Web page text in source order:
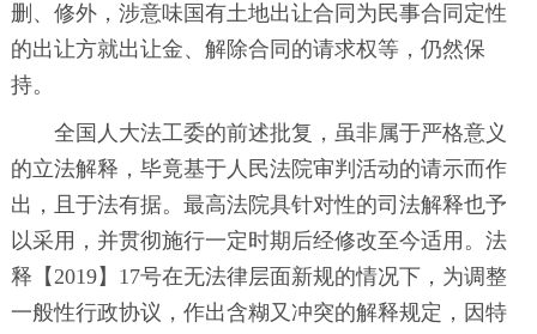
删、修外，涉意味国有土地出让合同为民事合同定性
的出让方就出让金、解除合同的请求权等，仍然保
持。
全国人大法工委的前述批复，虽非属于严格意义
的立法解释，毕竟基于人民法院审判活动的请示而作
出，且于法有据。最高法院具针对性的司法解释也予
以采用，并贯彻施行一定时期后经修改至今适用。法
释【2019】17号在无法律层面新规的情况下，为调整
一般性行政协议，作出含糊又冲突的解释规定，因特